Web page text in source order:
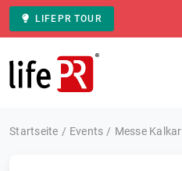
LIFEPR TOUR
Zur Startseite
Startseite Events Messe Kalkar